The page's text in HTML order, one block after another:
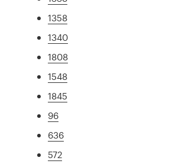
1358
1340
1808
1548
1845
96
636
572